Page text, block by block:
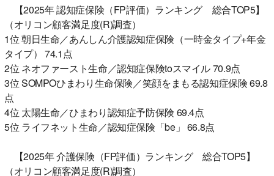
【2025年 認知症保険（FP評価）ランキング 総合TOP5】
（オリコン顧客満足度(R)調査）
1位 朝日生命／あんしん介護認知症保険（一時金タイプ+年金
タイプ） 74.1点
2位 ネオファースト生命／認知症保険toスマイル 70.9点
3位 SOMPOひまわり生命保険／笑顔をまもる認知症保険 69.8
点
4位 太陽生命／ひまわり認知症予防保険 69.4点
5位 ライフネット生命／認知症保険「be」 66.8点
【2025年 介護保険（FP評価）ランキング 総合TOP5】
（オリコン顧客満足度(R)調査）